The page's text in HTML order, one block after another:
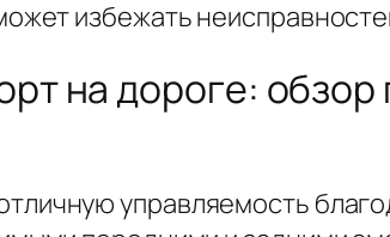
избежать
на дороге:
управляемость